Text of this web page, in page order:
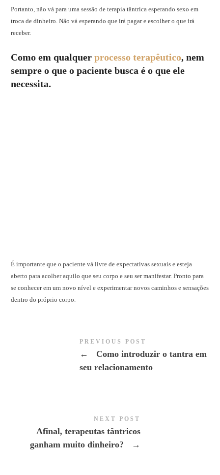
Portanto, não vá para uma sessão de terapia tântrica esperando sexo em
troca de dinheiro. Não vá esperando que irá pagar e escolher o que irá
receber.
Como em qualquerprocesso terapêutico, nem
sempre o que o paciente busca é o que ele
necessita.
É importante que o paciente vá livre de expectativas sexuais e esteja
aberto para acolher aquilo que seu corpo e seu ser manifestar. Pronto para
se conhecer em um novo nível e experimentar novos caminhos e sensações
dentro do próprio corpo.
PREVIOUS POST
←
Como introduzir o tantra em
seu relacionamento
NEXT POST
Afinal, terapeutas tântricos
ganham muito dinheiro?
→